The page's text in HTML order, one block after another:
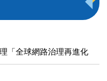
「全球網路治理再進化：